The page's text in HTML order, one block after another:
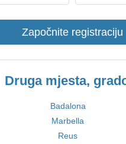
Započnite registraciju
Druga mjesta,
Badalona
Marbella
Reus